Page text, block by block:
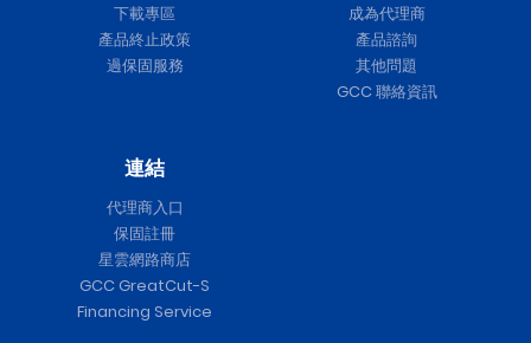
下載專區
產品終止政策
過保固服務
成為代理商
產品諮詢
其他問題
GCC 聯絡資訊
連結
代理商入口
保固註冊
星雲網路商店
GCC GreatCut-S
Financing Service